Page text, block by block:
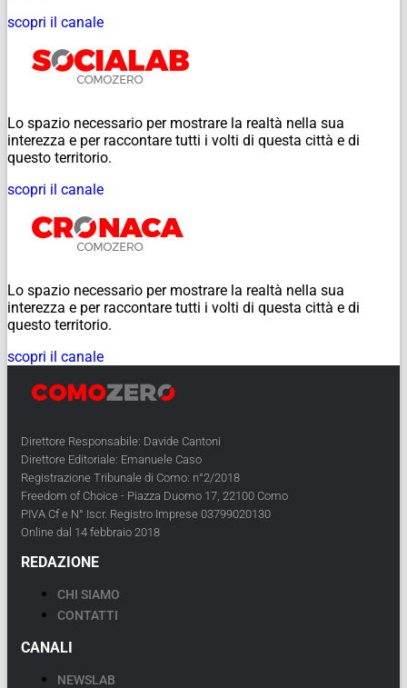
scopri il canale
Lo spazio necessario per mostrare la realtà nella sua
interezza e per raccontare tutti i volti di questa città e di
questo territorio.
scopri il canale
Lo spazio necessario per mostrare la realtà nella sua
interezza e per raccontare tutti i volti di questa città e di
questo territorio.
scopri il canale
Direttore Responsabile: Davide Cantoni
Direttore Editoriale: Emanuele Caso
Registrazione Tribunale di Como: n°2/2018
Freedom of Choice - Piazza Duomo 17, 22100 Como
PIVA Cf e N° Iscr. Registro Imprese 03799020130
Online dal 14 febbraio 2018
REDAZIONE
CHI SIAMO
CONTATTI
CANALI
NEWSLAB